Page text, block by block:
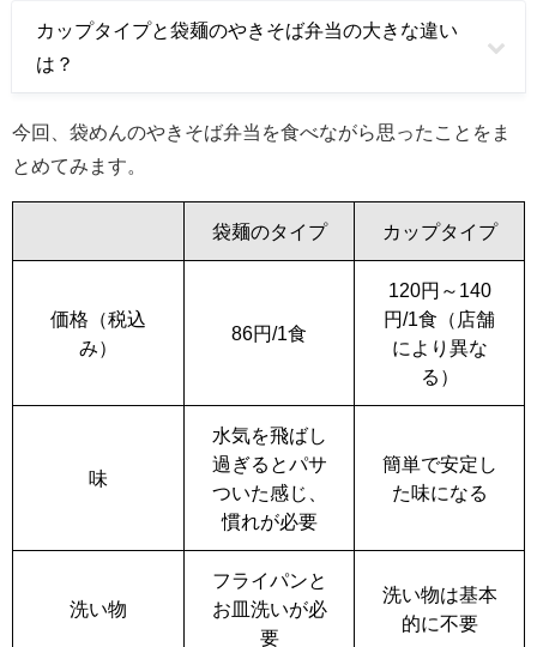
カップタイプと袋麺のやきそば弁当の大きな違い
は？
今回、袋めんのやきそば弁当を食べながら思ったことをま
とめてみます。
袋麺のタイプ カップタイプ
価格（税込
み）
86円/1食
120円～140
円/1食（店舗
により異な
る）
味
水気を飛ばし
過ぎるとパサ
ついた感じ、
慣れが必要
簡単で安定し
た味になる
洗い物
フライパンと
お皿洗いが必
要
洗い物は基本
的に不要